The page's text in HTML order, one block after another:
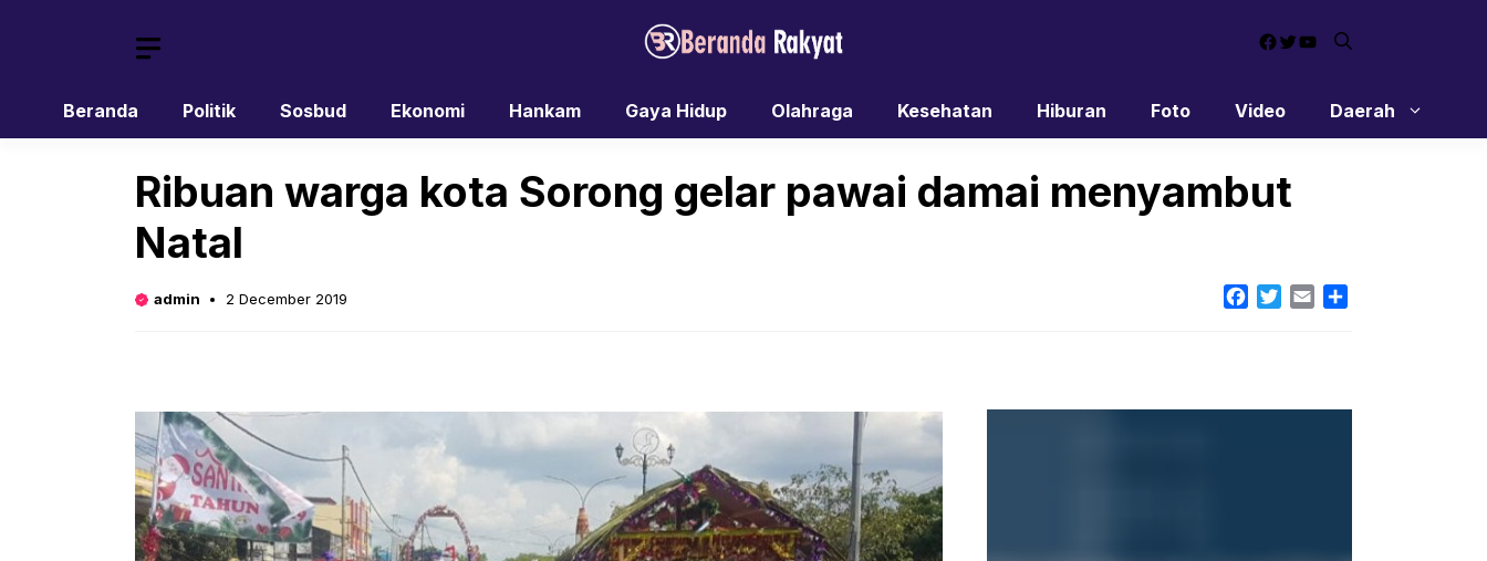
Facebook
Twitter
YouTube
Beranda Politik Sosbud Ekonomi Hankam Gaya Hidup Olahraga Kesehatan Hiburan Foto Video Daerah
Ribuan warga kota Sorong gelar pawai damai menyambut
Natal
admin 2 December 2019 Facebook
TwitterEmail